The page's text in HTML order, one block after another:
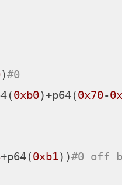
)#0
0xb0)+p64(0x70-
+p64(0xb1))#0 off by